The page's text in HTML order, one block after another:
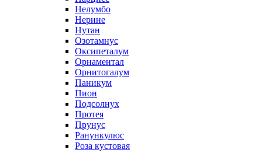
Нелумбо
Нерине
Нутан
Озотамнус
Оксипеталум
Орнаментал
Орнитогалум
Паникум
Пион
Подсолнух
Протея
Прунус
Ранункулюс
Роза кустовая